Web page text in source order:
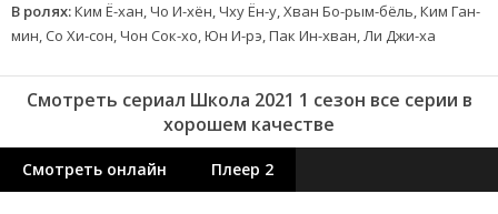
В ролях:Ким Ё-хан, Чо И-хён, Чху Ён-у, Хван Бо-рым-бёль, Ким Ган-
мин, Со Хи-сон, Чон Сок-хо, Юн И-рэ, Пак Ин-хван, Ли Джи-ха
Смотреть сериал Школа 2021 1 сезон все серии в
хорошем качестве
Смотреть онлайн Плеер 2